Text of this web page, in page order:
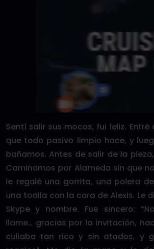
Sentí salir sus mocos, fui feliz. Entré
que todo pasivo limpio hace, y
bañamos. Antes de salir de la
Caminamos por Alameda sin que
le regalé una gorrita, una polera
una toalla con la cara de Alexis. Le
Skype y nombre. Fue sincero:
llame… gracias por la invitación,
culiaba tan rico y sin atados, y